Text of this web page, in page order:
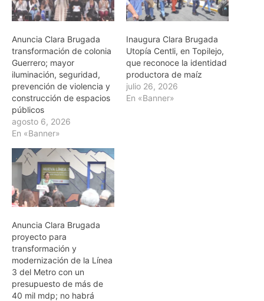
Anuncia Clara Brugada
transformación de colonia
Guerrero; mayor
iluminación, seguridad,
prevención de violencia y
construcción de espacios
públicos
agosto 6, 2026
En «Banner»
Inaugura Clara Brugada
Utopía Centli, en Topilejo,
que reconoce la identidad
productora de maíz
julio 26, 2026
En «Banner»
Anuncia Clara Brugada
proyecto para
transformación y
modernización de la Línea
3 del Metro con un
presupuesto de más de
40 mil mdp; no habrá